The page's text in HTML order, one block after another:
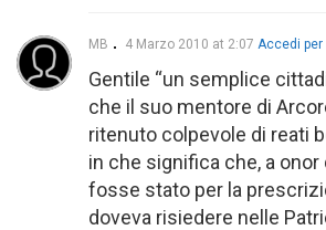
MB 4 Marzo 2010 at 2:07 Accedi
Gentile “un semplice
che il suo mentore di
ritenuto colpevole di reati
in che significa che, a onor
fosse stato per la
doveva risiedere nelle